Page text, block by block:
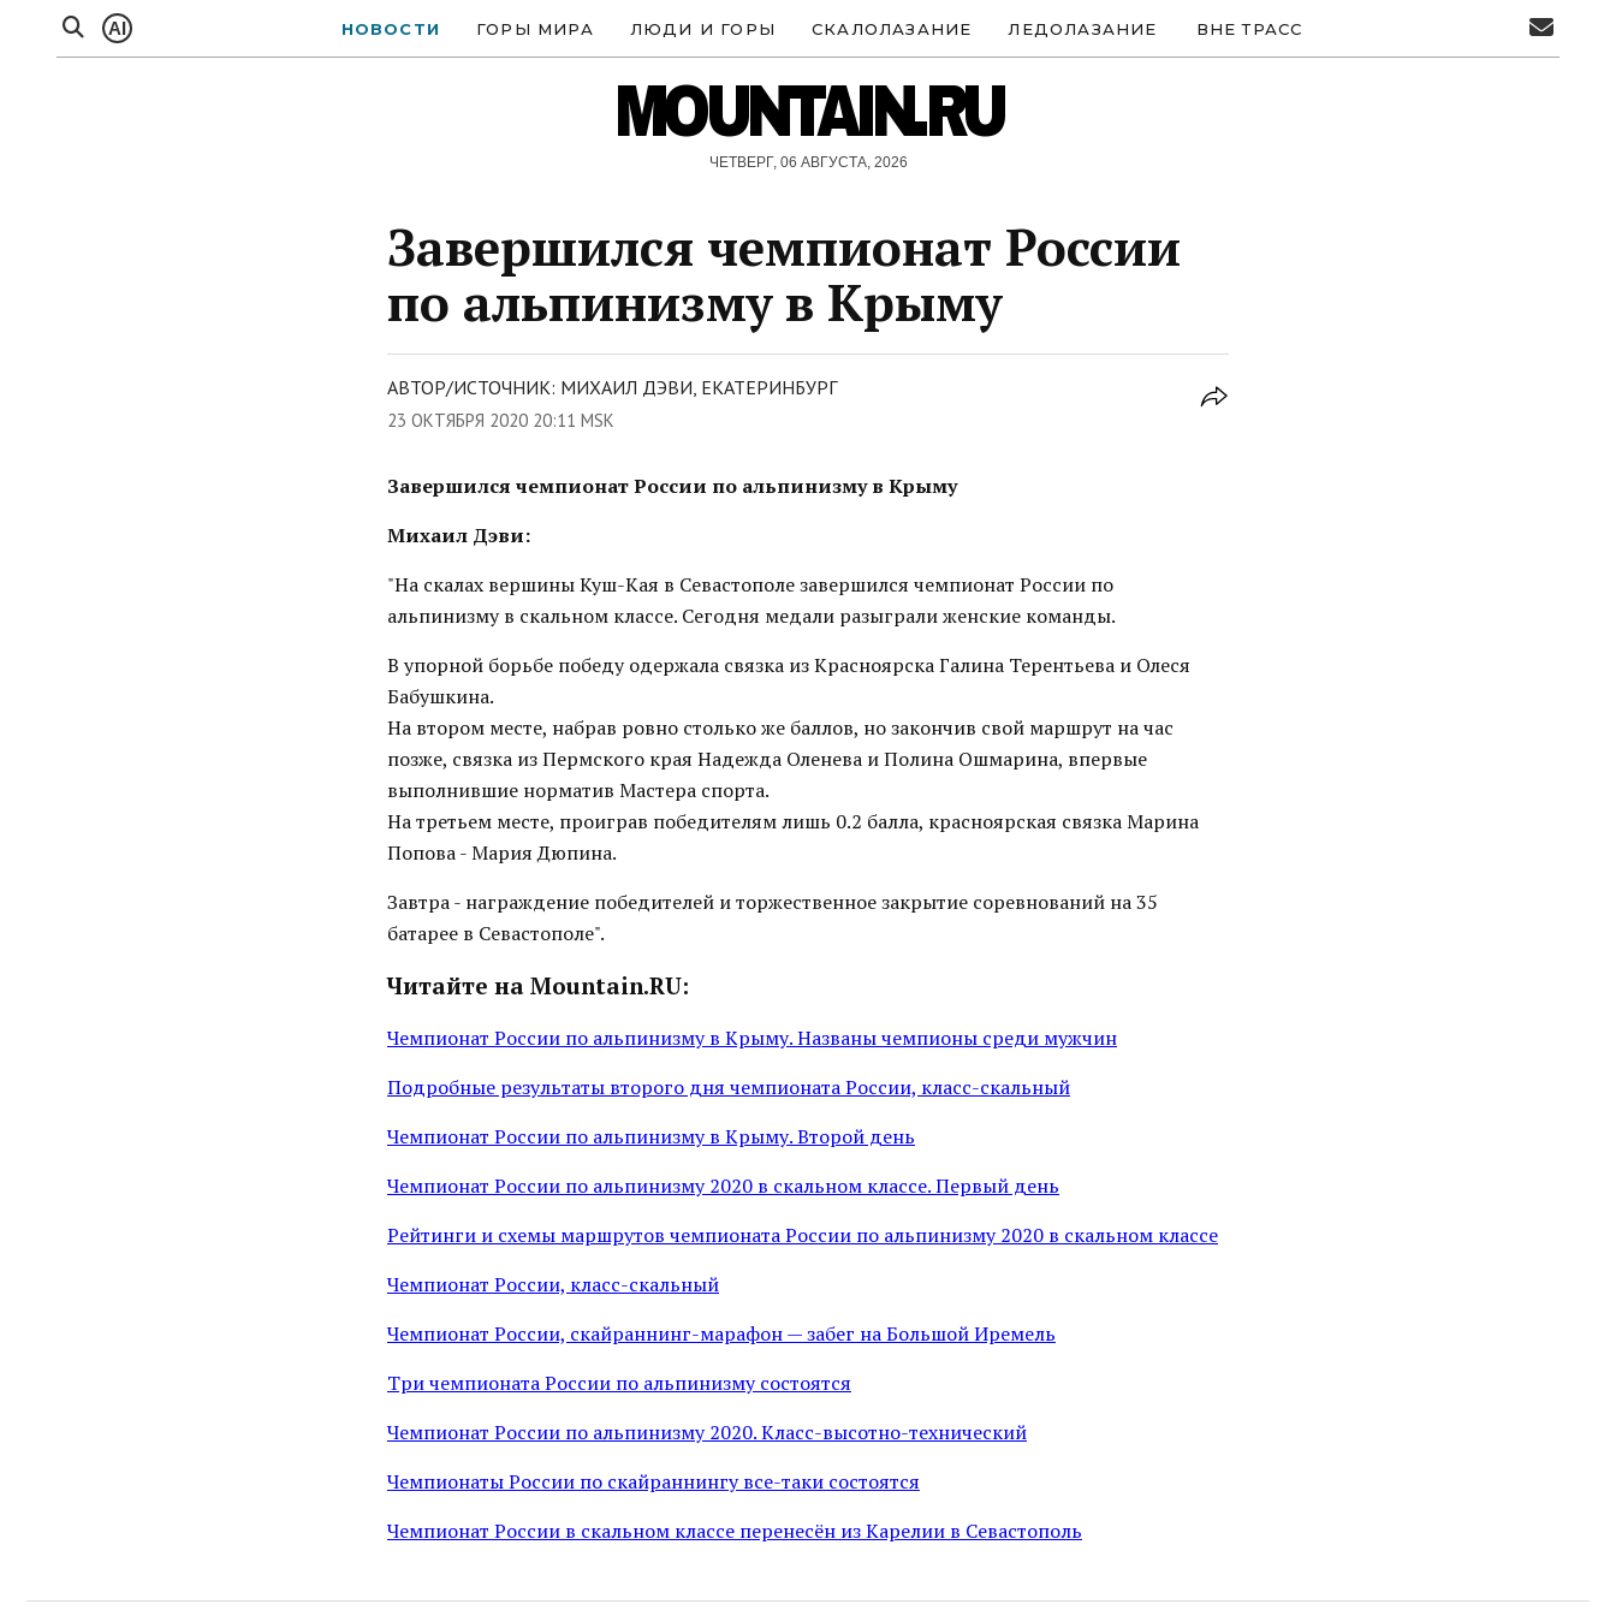
AI НОВОСТИ ГОРЫ МИРА ЛЮДИ И ГОРЫ СКАЛОЛАЗАНИЕ ЛЕДОЛАЗАНИЕ ВНЕ ТРАСС
MOUNTAIN.RU
ЧЕТВЕРГ, 06 АВГУСТА, 2026
Завершился чемпионат России
по альпинизму в Крыму
АВТОР/ИСТОЧНИК: МИХАИЛ ДЭВИ, ЕКАТЕРИНБУРГ
23 ОКТЯБРЯ 2020 20:11 MSK
Завершился чемпионат России по альпинизму в Крыму
Михаил Дэви:
"На скалах вершины Куш-Кая в Севастополе завершился чемпионат России по
альпинизму в скальном классе. Сегодня медали разыграли женские команды.
В упорной борьбе победу одержала связка из Красноярска Галина Терентьева и Олеся
Бабушкина.
На втором месте, набрав ровно столько же баллов, но закончив свой маршрут на час
позже, связка из Пермского края Надежда Оленева и Полина Ошмарина, впервые
выполнившие норматив Мастера спорта.
На третьем месте, проиграв победителям лишь 0.2 балла, красноярская связка Марина
Попова - Мария Дюпина.
Завтра - награждение победителей и торжественное закрытие соревнований на 35
батарее в Севастополе".
Читайте на Mountain.RU:
Чемпионат России по альпинизму в Крыму. Названы чемпионы среди мужчин
Подробные результаты второго дня чемпионата России, класс-скальный
Чемпионат России по альпинизму в Крыму. Второй день
Чемпионат России по альпинизму 2020 в скальном классе. Первый день
Рейтинги и схемы маршрутов чемпионата России по альпинизму 2020 в скальном классе
Чемпионат России, класс-скальный
Чемпионат России, скайраннинг-марафон — забег на Большой Иремель
Три чемпионата России по альпинизму состоятся
Чемпионат России по альпинизму 2020. Класс-высотно-технический
Чемпионаты России по скайраннингу все-таки состоятся
Чемпионат России в скальном классе перенесён из Карелии в Севастополь